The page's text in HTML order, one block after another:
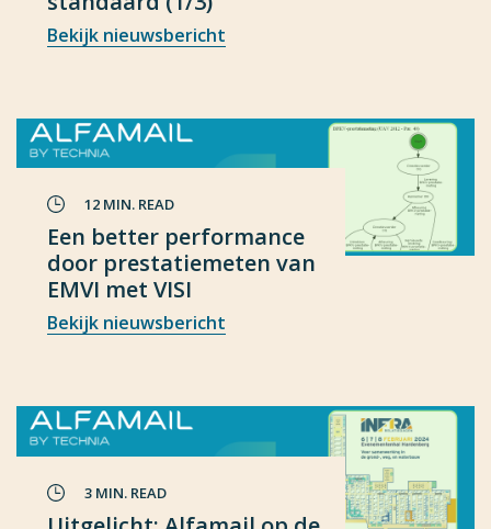
Bekijk nieuwsbericht
12 MIN. READ
Een better performance
door prestatiemeten van
EMVI met VISI
Bekijk nieuwsbericht
3 MIN. READ